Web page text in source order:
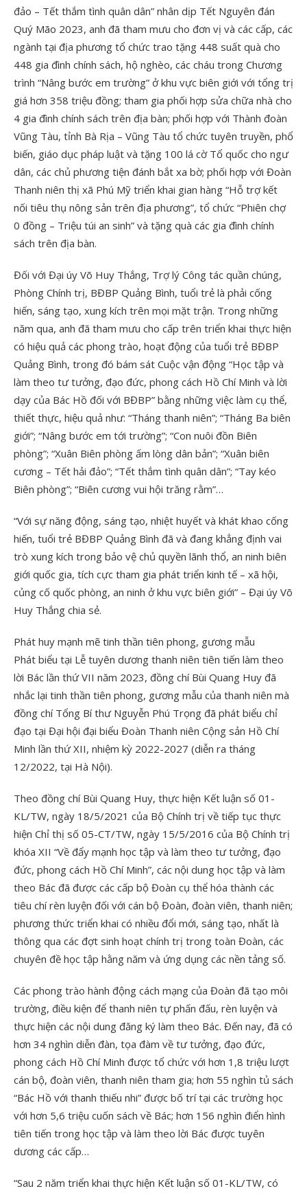
đảo – Tết thắm tình quân dân” nhân dịp Tết Nguyên đán
Quý Mão 2023, anh đã tham mưu cho đơn vị và các cấp, các
ngành tại địa phương tổ chức trao tặng 448 suất quà cho
448 gia đình chính sách, hộ nghèo, các cháu trong Chương
trình “Nâng bước em trường” ở khu vực biên giới với tổng trị
giá hơn 358 triệu đồng; tham gia phối hợp sửa chữa nhà cho
4 gia đình chính sách trên địa bàn; phối hợp với Thành đoàn
Vũng Tàu, tỉnh Bà Rịa – Vũng Tàu tổ chức tuyên truyền, phổ
biến, giáo dục pháp luật và tặng 100 lá cờ Tổ quốc cho ngư
dân, các chủ phương tiện đánh bắt xa bờ; phối hợp với Đoàn
Thanh niên thị xã Phú Mỹ triển khai gian hàng “Hỗ trợ kết
nối tiêu thụ nông sản trên địa phương”, tổ chức “Phiên chợ
0 đồng – Triệu túi an sinh” và tặng quà các gia đình chính
sách trên địa bàn.
Đối với Đại úy Võ Huy Thắng, Trợ lý Công tác quần chúng,
Phòng Chính trị, BĐBP Quảng Bình, tuổi trẻ là phải cống
hiến, sáng tạo, xung kích trên mọi mặt trận. Trong những
năm qua, anh đã tham mưu cho cấp trên triển khai thực hiện
có hiệu quả các phong trào, hoạt động của tuổi trẻ BĐBP
Quảng Bình, trong đó bám sát Cuộc vận động “Học tập và
làm theo tư tưởng, đạo đức, phong cách Hồ Chí Minh và lời
dạy của Bác Hồ đối với BĐBP” bằng những việc làm cụ thể,
thiết thực, hiệu quả như: “Tháng thanh niên”; “Tháng Ba biên
giới”; “Nâng bước em tới trường”; “Con nuôi đồn Biên
phòng”; “Xuân Biên phòng ấm lòng dân bản”; “Xuân biên
cương – Tết hải đảo”; “Tết thắm tình quân dân”; “Tay kéo
Biên phòng”; “Biên cương vui hội trăng rằm”…
“Với sự năng động, sáng tạo, nhiệt huyết và khát khao cống
hiến, tuổi trẻ BĐBP Quảng Bình đã và đang khẳng định vai
trò xung kích trong bảo vệ chủ quyền lãnh thổ, an ninh biên
giới quốc gia, tích cực tham gia phát triển kinh tế – xã hội,
củng cố quốc phòng, an ninh ở khu vực biên giới” – Đại úy Võ
Huy Thắng chia sẻ.
Phát huy mạnh mẽ tinh thần tiên phong, gương mẫu
Phát biểu tại Lễ tuyên dương thanh niên tiên tiến làm theo
lời Bác lần thứ VII năm 2023, đồng chí Bùi Quang Huy đã
nhắc lại tinh thần tiên phong, gương mẫu của thanh niên mà
đồng chí Tổng Bí thư Nguyễn Phú Trọng đã phát biểu chỉ
đạo tại Đại hội đại biểu Đoàn Thanh niên Cộng sản Hồ Chí
Minh lần thứ XII, nhiệm kỳ 2022-2027 (diễn ra tháng
12/2022, tại Hà Nội).
Theo đồng chí Bùi Quang Huy, thực hiện Kết luận số 01-
KL/TW, ngày 18/5/2021 của Bộ Chính trị về tiếp tục thực
hiện Chỉ thị số 05-CT/TW, ngày 15/5/2016 của Bộ Chính trị
khóa XII “Về đẩy mạnh học tập và làm theo tư tưởng, đạo
đức, phong cách Hồ Chí Minh”, các nội dung học tập và làm
theo Bác đã được các cấp bộ Đoàn cụ thể hóa thành các
tiêu chí rèn luyện đối với cán bộ Đoàn, đoàn viên, thanh niên;
phương thức triển khai có nhiều đổi mới, sáng tạo, nhất là
thông qua các đợt sinh hoạt chính trị trong toàn Đoàn, các
chuyên đề học tập hằng năm và ứng dụng các nền tảng số.
Các phong trào hành động cách mạng của Đoàn đã tạo môi
trường, điều kiện để thanh niên tự phấn đấu, rèn luyện và
thực hiện các nội dung đăng ký làm theo Bác. Đến nay, đã có
hơn 34 nghìn diễn đàn, tọa đàm về tư tưởng, đạo đức,
phong cách Hồ Chí Minh được tổ chức với hơn 1,8 triệu lượt
cán bộ, đoàn viên, thanh niên tham gia; hơn 55 nghìn tủ sách
“Bác Hồ với thanh thiếu nhi” được bố trí tại các trường học
với hơn 5,6 triệu cuốn sách về Bác; hơn 156 nghìn điển hình
tiên tiến trong học tập và làm theo lời Bác được tuyên
dương các cấp…
“Sau 2 năm triển khai thực hiện Kết luận số 01-KL/TW, có